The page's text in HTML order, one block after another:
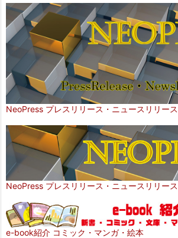
NeoPress プレスリリース・ニュースリリー
NeoPress プレスリリース・ニュースリリース
e-book紹介 コミック・マンガ・絵本